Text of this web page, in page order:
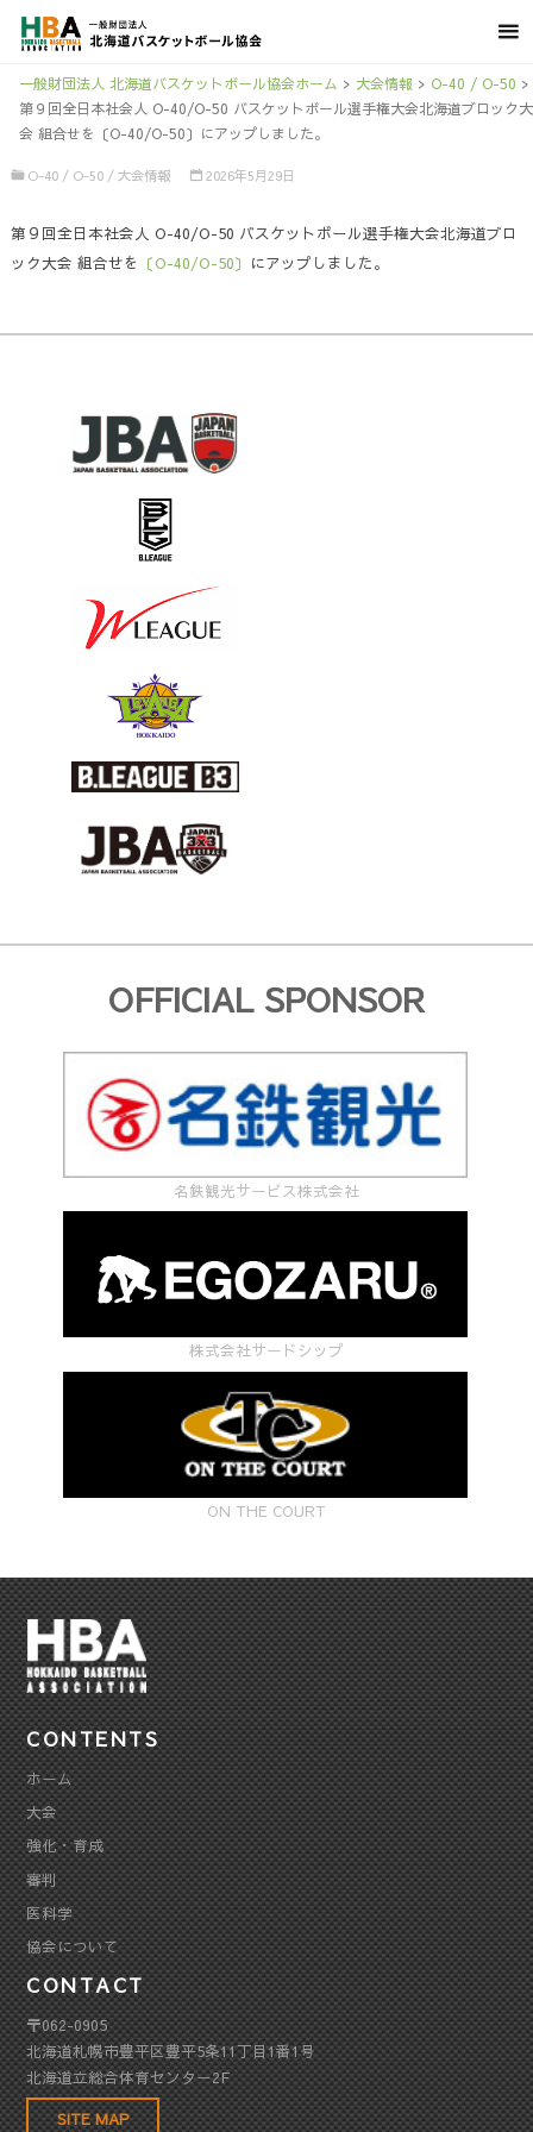
一般財団法人 北海道バスケットボール協会ホーム > 大会情報 > O-40 / O-50 >
第９回全日本社会人 O-40/O-50 バスケットボール選手権大会北海道ブロック大
会 組合せを〔O-40/O-50〕にアップしました。
O-40 / O-50 / 大会情報 2026年5月29日
第９回全日本社会人 O-40/O-50 バスケットボール選手権大会北海道ブロ
ック大会 組合せを 〔O-40/O-50〕 にアップしました。
OFFICIAL SPONSOR
名鉄観光サービス株式会社
株式会社サードシップ
ON THE COURT
CONTENTS
ホーム
大会
強化・育成
審判
医科学
協会について
CONTACT
〒062-0905
北海道札幌市豊平区豊平5条11丁目1番1号
北海道立総合体育センター2F
SITE MAP